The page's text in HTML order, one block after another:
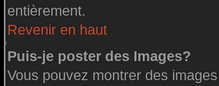
entièrement.
Revenir en haut
Puis-je poster des Images?
Vous pouvez montrer des